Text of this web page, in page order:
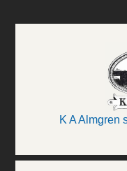
K A Almgren